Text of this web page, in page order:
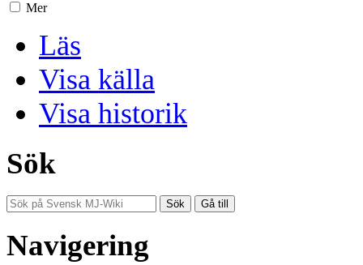
Mer
Läs
Visa källa
Visa historik
Sök
Navigering